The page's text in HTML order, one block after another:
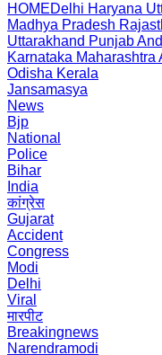
HOMEDelhi Haryana
Madhya Pradesh
Uttarakhand Punjab
Karnataka Maharashtra
Odisha Kerala
Jansamasya
News
Bjp
National
Police
Bihar
India
कांग्रेस
Gujarat
Accident
Congress
Modi
Delhi
Viral
मारपीट
Breakingnews
Narendramodi